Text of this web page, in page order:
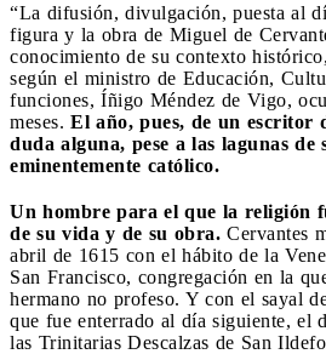
“La difusión, divulgación, puesta al
figura y la obra de Miguel de
conocimiento de su contexto
según el ministro de Educación,
funciones, Íñigo Méndez de Vigo,
meses. El año, pues, de un escritor
duda alguna, pese a las lagunas
eminentemente católico.
Un hombre para el que la religión
de su vida y de su obra. Cervantes
abril de 1615 con el hábito de la
San Francisco, congregación en la
hermano no profeso. Y con el sayal
que fue enterrado al día siguiente, el
las Trinitarias Descalzas de San